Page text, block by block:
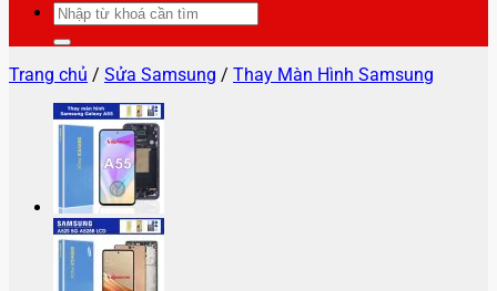
Tìm
kiếm:
Trang chủ / Sửa Samsung / Thay Màn Hình Samsung